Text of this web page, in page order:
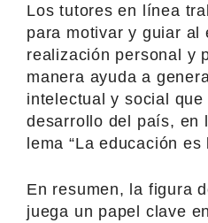
Los tutores en línea
para motivar y guiar al
realización personal y
manera ayuda a
intelectual y social
desarrollo del país, en
lema “La educación
En resumen, la figura
juega un papel clave